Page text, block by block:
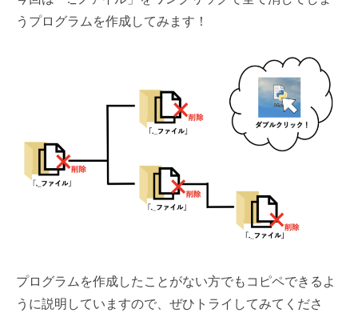
うプログラムを作成してみます！
プログラムを作成したことがない方でもコピペできるよ
うに説明していますので、ぜひトライしてみてくださ